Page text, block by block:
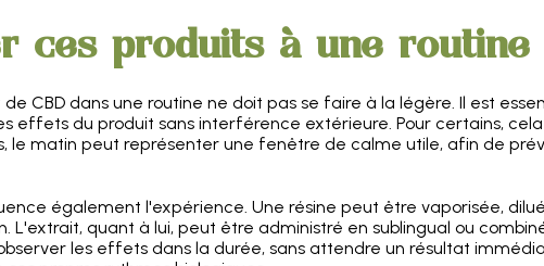
ces produits à une routine
CBD dans une routine ne doit pas se faire à la légère. Il est
effets du produit sans interférence extérieure. Pour certains,
le matin peut représenter une fenêtre de calme utile, afin de
également l'expérience. Une résine peut être vaporisée,
quant à lui, peut être administré en sublingual ou
les effets dans la durée, sans attendre un résultat